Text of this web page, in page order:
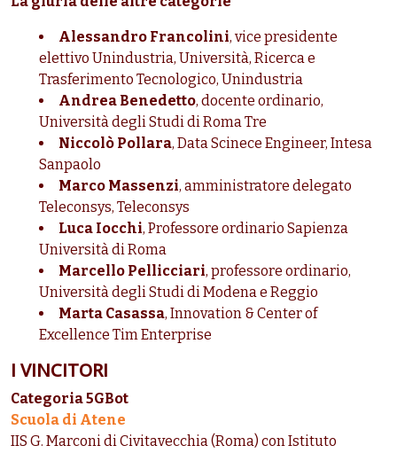
Alessandro Francolini, vice presidente
elettivo Unindustria, Università, Ricerca e
Trasferimento Tecnologico, Unindustria
Andrea Benedetto, docente ordinario,
Università degli Studi di Roma Tre
Niccolò Pollara, Data Scinece Engineer, Intesa
Sanpaolo
Marco Massenzi, amministratore delegato
Teleconsys, Teleconsys
Luca Iocchi, Professore ordinario Sapienza
Università di Roma
Marcello Pellicciari, professore ordinario,
Università degli Studi di Modena e Reggio
Marta Casassa, Innovation & Center of
Excellence Tim Enterprise
I VINCITORI
Categoria 5GBot
Scuola di Atene
IIS G. Marconi di Civitavecchia (Roma) con Istituto